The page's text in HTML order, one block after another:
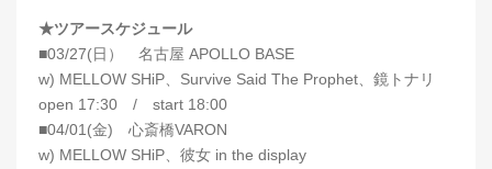
★ツアースケジュール
■03/27(日） 名古屋 APOLLO BASE
w) MELLOW SHiP、Survive Said The Prophet、鏡トナリ
open 17:30 / start 18:00
■04/01(金) 心斎橋VARON
w) MELLOW SHiP、彼女 in the display